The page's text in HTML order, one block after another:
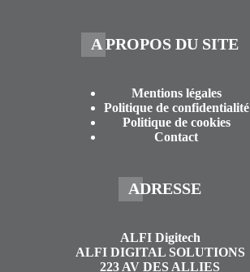
A PROPOS DU SITE
Mentions légales
Politique de confidentialité
Politique de cookies
Contact
ADRESSE
ALFI Digitech
ALFI DIGITAL SOLUTIONS
223 AV DES ALLIES